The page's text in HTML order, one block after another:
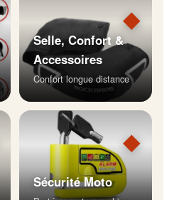
◆
Selle, Confort &
Accessoires
Confort longue distance
◆
Sécurité Moto